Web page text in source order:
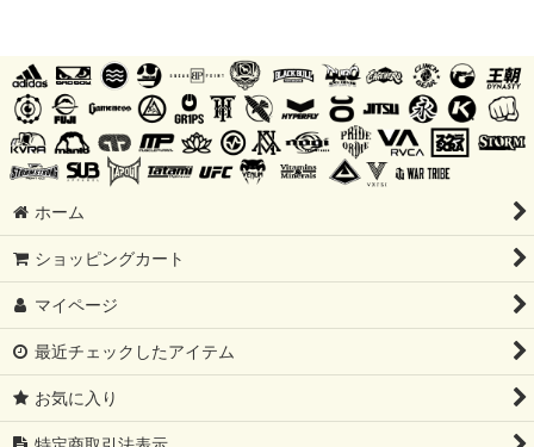
ホーム
ショッピングカート
マイページ
最近チェックしたアイテム
お気に入り